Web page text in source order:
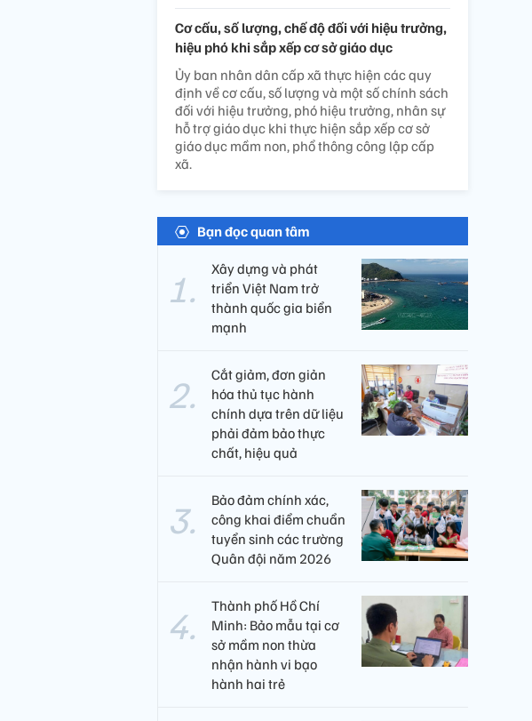
Cơ cấu, số lượng, chế độ đối với hiệu trưởng,
hiệu phó khi sắp xếp cơ sở giáo dục
Ủy ban nhân dân cấp xã thực hiện các quy
định về cơ cấu, số lượng và một số chính sách
đối với hiệu trưởng, phó hiệu trưởng, nhân sự
hỗ trợ giáo dục khi thực hiện sắp xếp cơ sở
giáo dục mầm non, phổ thông công lập cấp
xã.
Bạn đọc quan tâm
Xây dựng và phát
triển Việt Nam trở
thành quốc gia biển
mạnh
Cắt giảm, đơn giản
hóa thủ tục hành
chính dựa trên dữ liệu
phải đảm bảo thực
chất, hiệu quả
Bảo đảm chính xác,
công khai điểm chuẩn
tuyển sinh các trường
Quân đội năm 2026
Thành phố Hồ Chí
Minh: Bảo mẫu tại cơ
sở mầm non thừa
nhận hành vi bạo
hành hai trẻ